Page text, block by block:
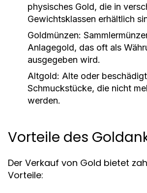
physisches Gold, die in
Gewichtsklassen erhältlich
Goldmünzen:
Anlagegold, das oft als
ausgegeben wird.
Altgold: Alte oder
Schmuckstücke, die nicht
werden.
Vorteile des
Der Verkauf von Gold bietet
Vorteile: